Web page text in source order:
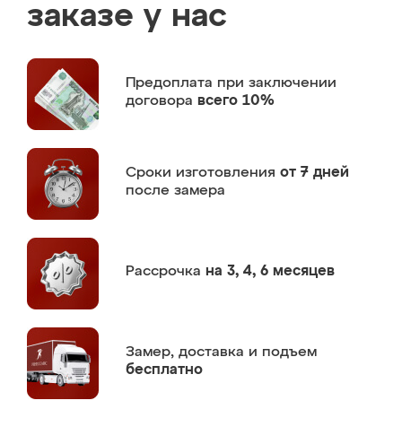
заказе у нас
Предоплата при заключении
договора всего 10%
Сроки изготовления от 7 дней
после замера
Рассрочка на 3, 4, 6 месяцев
Замер, доставка и подъем
бесплатно